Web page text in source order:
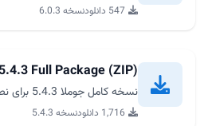
547 دانلود نسخه 6.0.3
Full Package (ZIP)
نسخه کامل جوملا 5.4.3 برای نصب جدید از joomla.org
1,716 دانلود نسخه 5.4.3